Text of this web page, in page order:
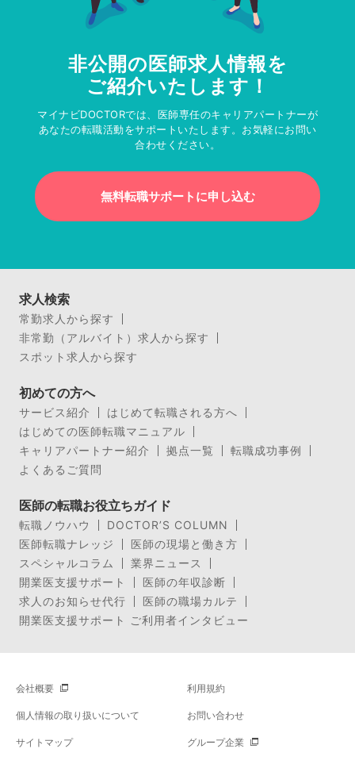
非公開の医師求人情報を
ご紹介いたします！
マイナビDOCTORでは、医師専任のキャリアパートナーが
あなたの転職活動をサポートいたします。お気軽にお問い
合わせください。
無料転職サポートに申し込む
求人検索
常勤求人から探す
非常勤（アルバイト）求人から探す
スポット求人から探す
初めての方へ
サービス紹介
はじめて転職される方へ
はじめての医師転職マニュアル
キャリアパートナー紹介
拠点一覧
転職成功事例
よくあるご質問
医師の転職お役立ちガイド
転職ノウハウ
DOCTOR’S COLUMN
医師転職ナレッジ
医師の現場と働き方
スペシャルコラム
業界ニュース
開業医支援サポート
医師の年収診断
求人のお知らせ代行
医師の職場カルテ
開業医支援サポート ご利用者インタビュー
会社概要 利用規約
個人情報の取り扱いについて お問い合わせ
サイトマップ グループ企業